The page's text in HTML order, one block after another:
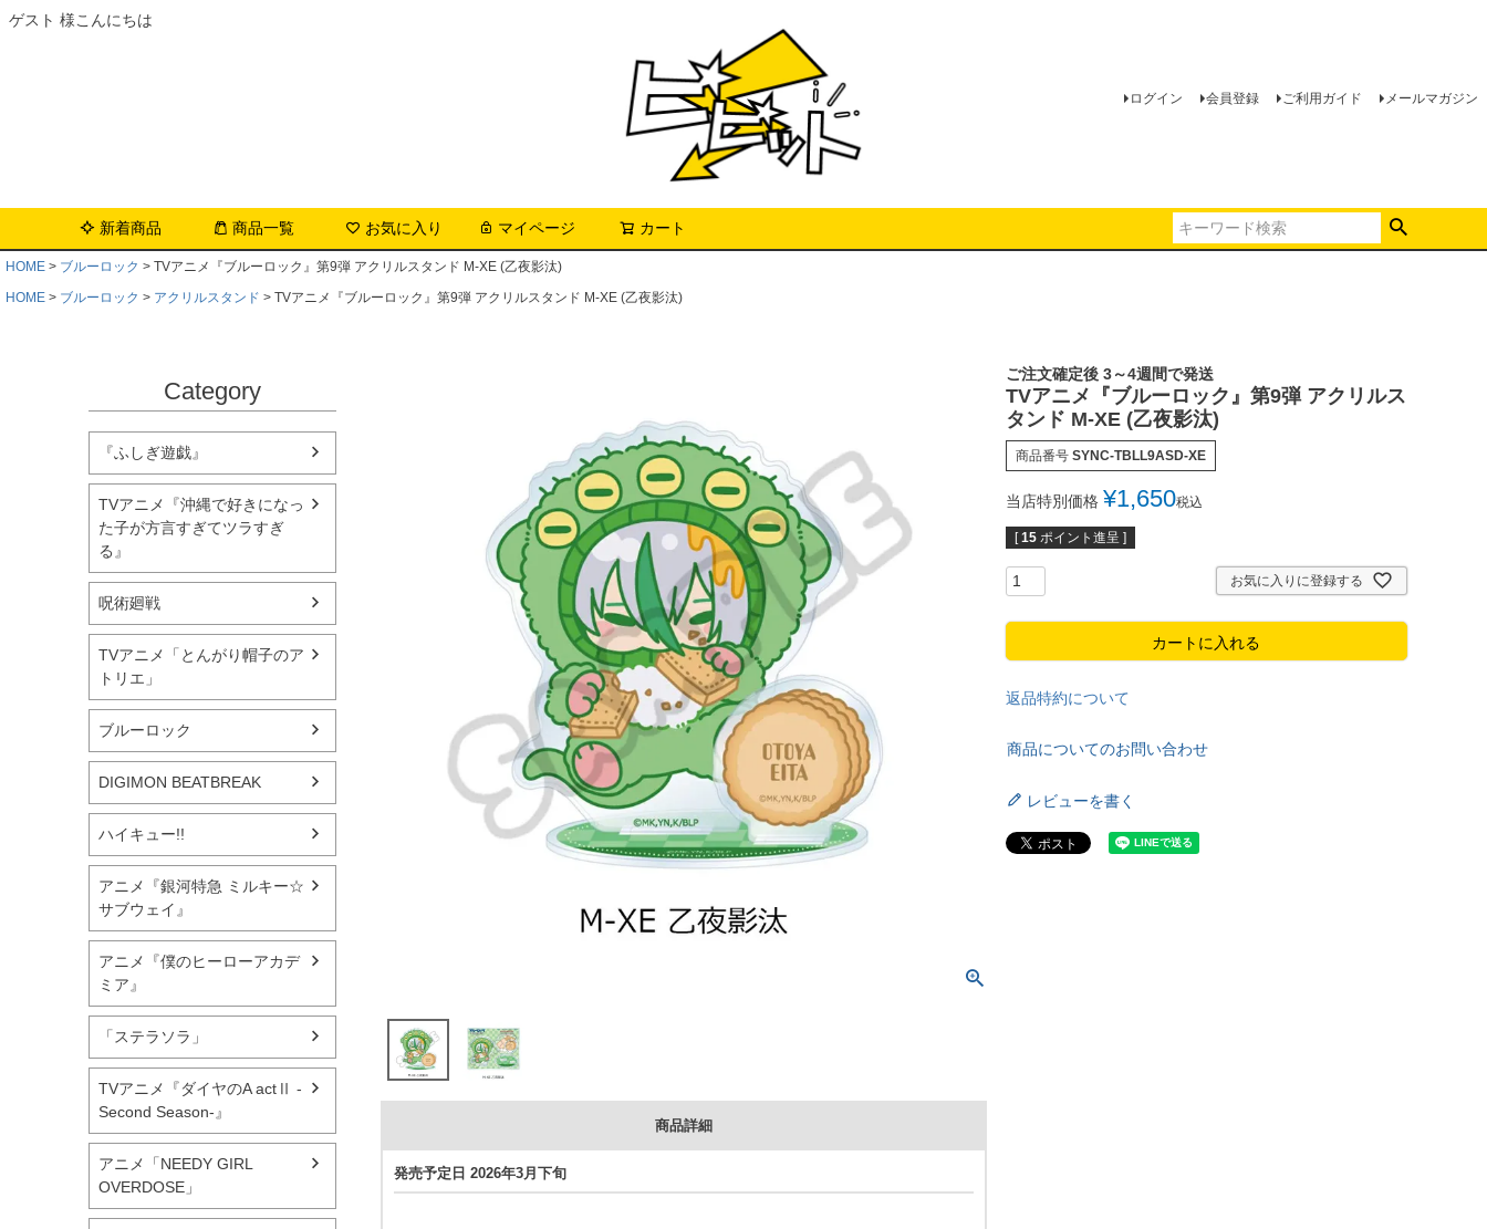
ゲスト 様こんにちは
ログイン 会員登録 ご利用ガイド メールマガジン
新着商品 商品一覧 お気に入り マイページ カート
HOME ブルーロック
TVアニメ『ブルーロック』第9弾 アクリルスタンド M-XE (乙夜影汰)
HOME
ブルーロック アクリルスタンド TVアニメ『ブルーロック』第9弾 アクリルスタンド M-XE (乙夜影汰)
Category
『ふしぎ遊戯』
TVアニメ『沖縄で好きになっ
た子が方言すぎてツラすぎ
る』
呪術廻戦
TVアニメ「とんがり帽子のア
トリエ」
ブルーロック
DIGIMON BEATBREAK
ハイキュー!!
アニメ『銀河特急 ミルキー☆
サブウェイ』
アニメ『僕のヒーローアカデ
ミア』
「ステラソラ」
TVアニメ『ダイヤのA actⅡ -
Second Season-』
アニメ「NEEDY GIRL
OVERDOSE」
商品詳細
発売予定日 2026年3月下旬
ご注文確定後 3～4週間で発送
TVアニメ『ブルーロック』第9弾 アクリルス
タンド M-XE (乙夜影汰)
商品番号 SYNC-TBLL9ASD-XE
当店特別価格 ¥1,650税込
[ 15 ポイント進呈 ]
お気に入りに登録する
カートに入れる
返品特約について
商品についてのお問い合わせ
レビューを書く